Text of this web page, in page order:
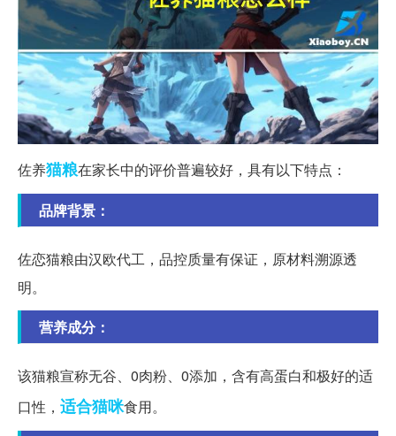
佐养猫粮在家长中的评价普遍较好，具有以下特点：
品牌背景：
佐恋猫粮由汉欧代工，品控质量有保证，原材料溯源透
明。
营养成分：
该猫粮宣称无谷、0肉粉、0添加，含有高蛋白和极好的适
口性， 适合猫咪食用。